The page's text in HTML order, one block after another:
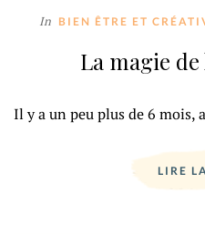
In BIEN ÊTRE ET
La magie
Il y a un peu plus de 6
LIRE